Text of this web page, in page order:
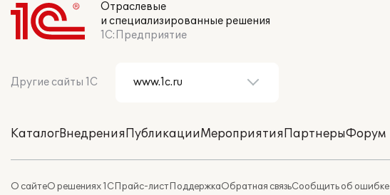
Отраслевые
и специализированные решения
1С:Предприятие
Другие сайты 1С
КаталогВнедренияПубликацииМероприятияПартнерыФорум
О сайтеО решениях 1СПрайс-листПоддержкаОбратная связьСообщить об ошибке